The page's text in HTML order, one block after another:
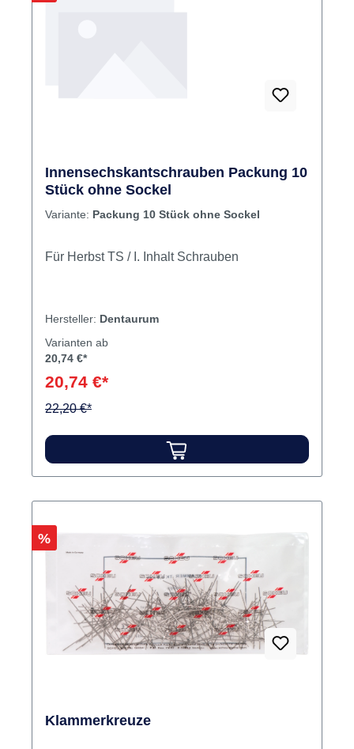
Innensechskantschrauben Packung 10
Stück ohne Sockel
Variante: Packung 10 Stück ohne Sockel
Für Herbst TS / I. Inhalt Schrauben
Hersteller: Dentaurum
Varianten ab
20,74 €*
20,74 €*
22,20 €*
Rabatt
%
Klammerkreuze